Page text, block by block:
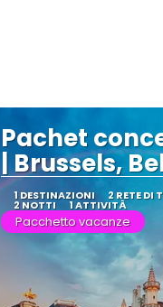
Pachet
| Brussels,
1 DESTINAZIONI 2 RETE DI
2 NOTTI 1 ATTIVITÀ
Pacchetto vacanze